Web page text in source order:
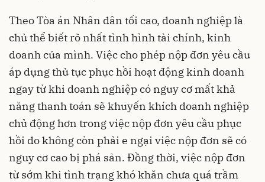
Theo Tòa án Nhân dân tối cao, doanh nghiệp là
chủ thể biết rõ nhất tình hình tài chính, kinh
doanh của mình. Việc cho phép nộp đơn yêu cầu
áp dụng thủ tục phục hồi hoạt động kinh doanh
ngay từ khi doanh nghiệp có nguy cơ mất khả
năng thanh toán sẽ khuyến khích doanh nghiệp
chủ động hơn trong việc nộp đơn yêu cầu phục
hồi do không còn phải e ngại việc nộp đơn sẽ có
nguy cơ cao bị phá sản. Đồng thời, việc nộp đơn
từ sớm khi tình trạng khó khăn chưa quá trầm